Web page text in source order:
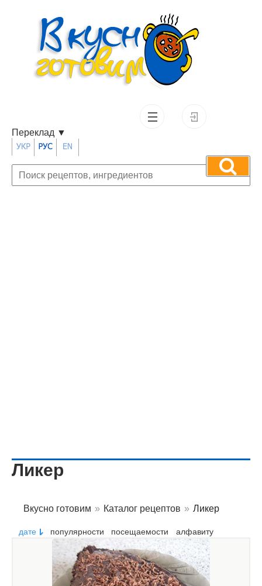
Переклад ▼
Ликер
Вкусно готовим » Каталог рецептов » Ликер
дате популярности посещаемости алфавиту